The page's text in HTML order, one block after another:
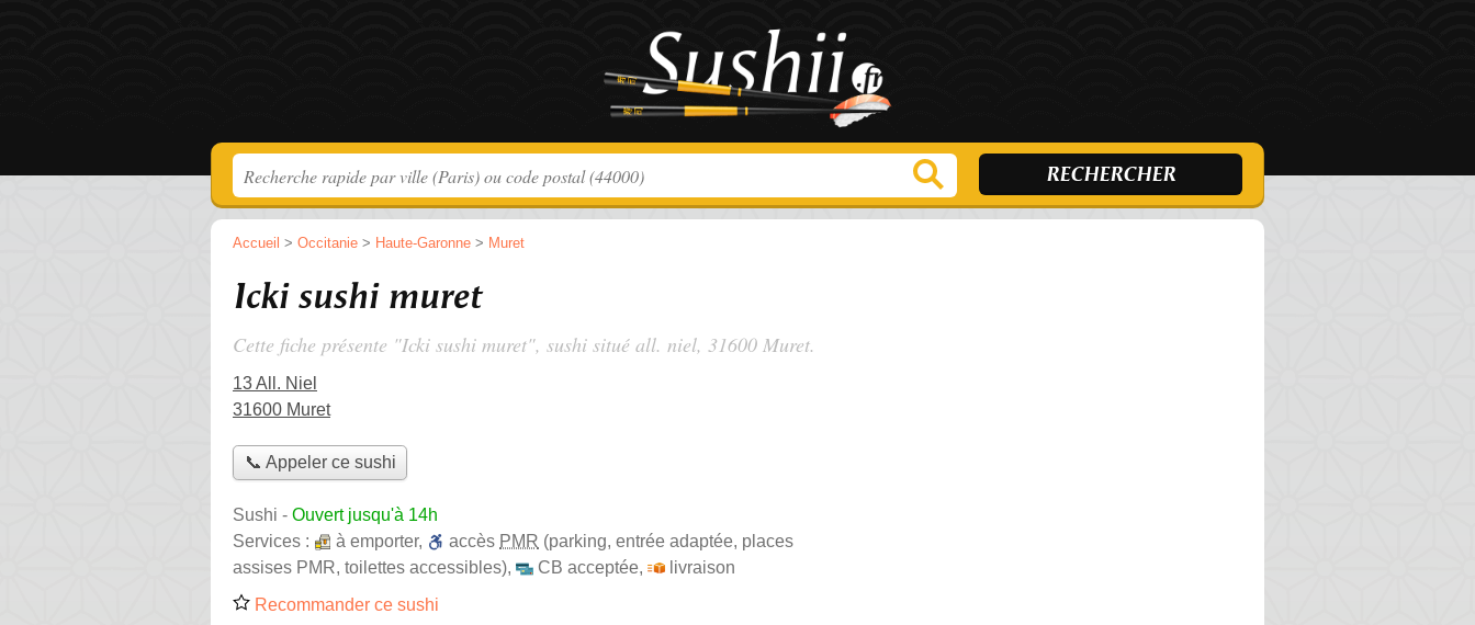
Accueil > Occitanie > Haute-Garonne > Muret
Icki sushi muret
Cette fiche présente "Icki sushi muret", sushi situé all. niel, 31600 Muret.
13 All. Niel
31600 Muret
📞 Appeler ce sushi
Sushi - Ouvert jusqu'à 14h
Services :
à emporter, accès PMR (parking, entrée adaptée, places
assises PMR, toilettes accessibles), CB acceptée,
livraison
Recommander ce sushi